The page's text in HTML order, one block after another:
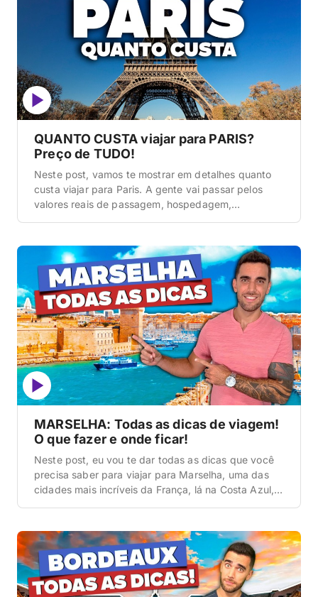
QUANTO CUSTA viajar para PARIS?
Preço de TUDO!
Neste post, vamos te mostrar em detalhes quanto
custa viajar para Paris. A gente vai passar pelos
valores reais de passagem, hospedagem,
ao confortável. Vamos lá! Paris é a cidade mais
visitada do mundo e, provavelmente, a mais
romântica do […]
MARSELHA: Todas as dicas de viagem!
O que fazer e onde ficar!
Neste post, eu vou te dar todas as dicas que você
precisa saber para viajar para Marselha, uma das
cidades mais incríveis da França, lá na Costa Azul, e
onde ficar hospedado, qual é a melhor […]